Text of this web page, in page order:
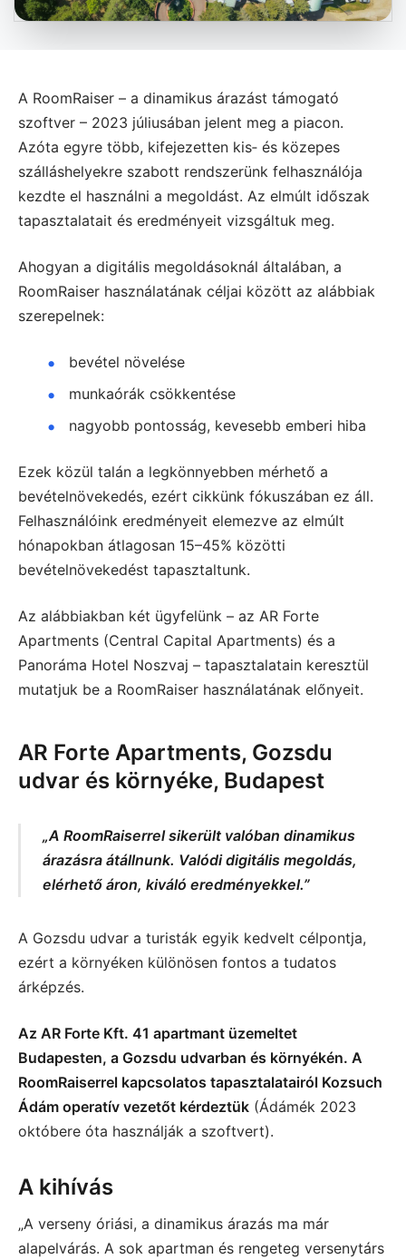
A RoomRaiser – a dinamikus árazást támogató
szoftver – 2023 júliusában jelent meg a piacon.
Azóta egyre több, kifejezetten kis‑ és közepes
szálláshelyekre szabott rendszerünk felhasználója
kezdte el használni a megoldást. Az elmúlt időszak
tapasztalatait és eredményeit vizsgáltuk meg.
Ahogyan a digitális megoldásoknál általában, a
RoomRaiser használatának céljai között az alábbiak
szerepelnek:
bevétel növelése
munkaórák csökkentése
nagyobb pontosság, kevesebb emberi hiba
Ezek közül talán a legkönnyebben mérhető a
bevételnövekedés, ezért cikkünk fókuszában ez áll.
Felhasználóink eredményeit elemezve az elmúlt
hónapokban átlagosan 15–45% közötti
bevételnövekedést tapasztaltunk.
Az alábbiakban két ügyfelünk – az AR Forte
Apartments (Central Capital Apartments) és a
Panoráma Hotel Noszvaj – tapasztalatain keresztül
mutatjuk be a RoomRaiser használatának előnyeit.
AR Forte Apartments, Gozsdu
udvar és környéke, Budapest
„A RoomRaiserrel sikerült valóban dinamikus
árazásra átállnunk. Valódi digitális megoldás,
elérhető áron, kiváló eredményekkel.”
A Gozsdu udvar a turisták egyik kedvelt célpontja,
ezért a környéken különösen fontos a tudatos
árképzés.
Az AR Forte Kft. 41 apartmant üzemeltet
Budapesten, a Gozsdu udvarban és környékén. A
RoomRaiserrel kapcsolatos tapasztalatairól Kozsuch
Ádám operatív vezetőt kérdeztük (Ádámék 2023
októbere óta használják a szoftvert).
A kihívás
„A verseny óriási, a dinamikus árazás ma már
alapelvárás. A sok apartman és rengeteg versenytárs